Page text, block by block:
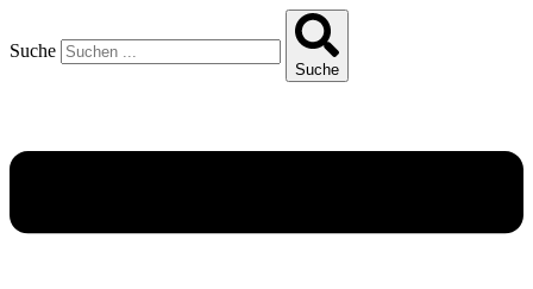
Suche
Suche